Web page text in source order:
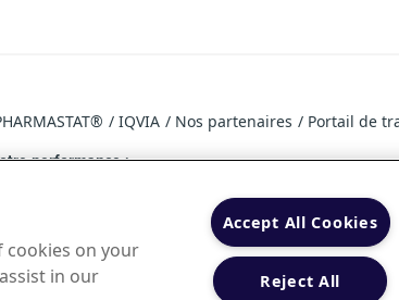
IQVIA Nos partenaires Portail de
performance :
Feedback standard
Marché du médicament en
| Mentions légales|Conditions d’utilisation
cookies on your
in our
Accept All Cookies
Reject All